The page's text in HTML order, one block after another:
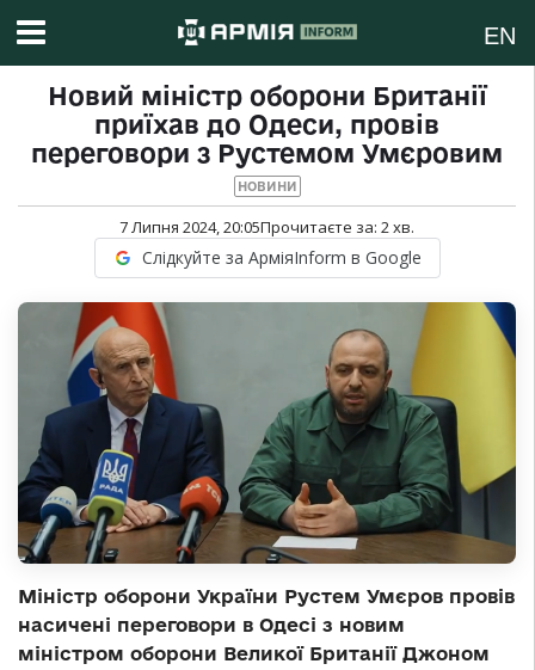
EN
Новий міністр оборони Британії
приїхав до Одеси, провів
переговори з Рустемом Умєровим
НОВИНИ
7 Липня 2024, 20:05Прочитаєте за: 2хв.
Слідкуйте за АрміяInform в Google
Міністр оборони України Рустем Умєров провів
насичені переговори в Одесі з новим
міністром оборони Великої Британії Джоном